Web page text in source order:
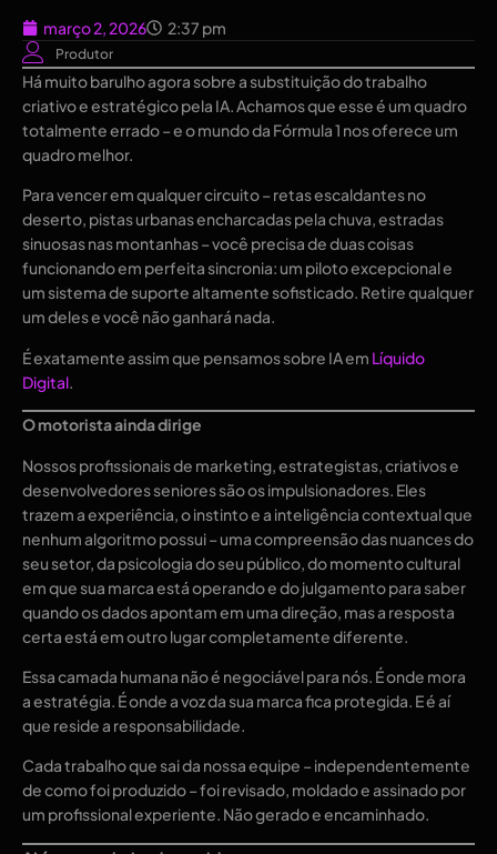
março 2, 2026 2:37 pm
Produtor
Há muito barulho agora sobre a substituição do trabalho
criativo e estratégico pela IA. Achamos que esse é um quadro
totalmente errado – e o mundo da Fórmula 1 nos oferece um
quadro melhor.
Para vencer em qualquer circuito – retas escaldantes no
deserto, pistas urbanas encharcadas pela chuva, estradas
sinuosas nas montanhas – você precisa de duas coisas
funcionando em perfeita sincronia: um piloto excepcional e
um sistema de suporte altamente sofisticado. Retire qualquer
um deles e você não ganhará nada.
É exatamente assim que pensamos sobre IA em Líquido
Digital.
O motorista ainda dirige
Nossos profissionais de marketing, estrategistas, criativos e
desenvolvedores seniores são os impulsionadores. Eles
trazem a experiência, o instinto e a inteligência contextual que
nenhum algoritmo possui – uma compreensão das nuances do
seu setor, da psicologia do seu público, do momento cultural
em que sua marca está operando e do julgamento para saber
quando os dados apontam em uma direção, mas a resposta
certa está em outro lugar completamente diferente.
Essa camada humana não é negociável para nós. É onde mora
a estratégia. É onde a voz da sua marca fica protegida. E é aí
que reside a responsabilidade.
Cada trabalho que sai da nossa equipe – independentemente
de como foi produzido – foi revisado, moldado e assinado por
um profissional experiente. Não gerado e encaminhado.